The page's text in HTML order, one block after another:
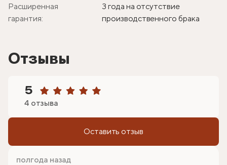
Расширенная
гарантия:
3 года на отсутствие
производственного брака
Отзывы
5
4 отзыва
Оставить отзыв
полгода назад